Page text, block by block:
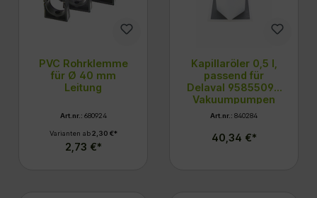
PVC Rohrklemme
für Ø 40 mm
Leitung
Art.nr.: 680924
Varianten ab2,30 €*
2,73 €*
Kapillaröler 0,5 l,
passend für
Delaval 95855090
Vakuumpumpen
Art.nr.: 840284
40,34 €*